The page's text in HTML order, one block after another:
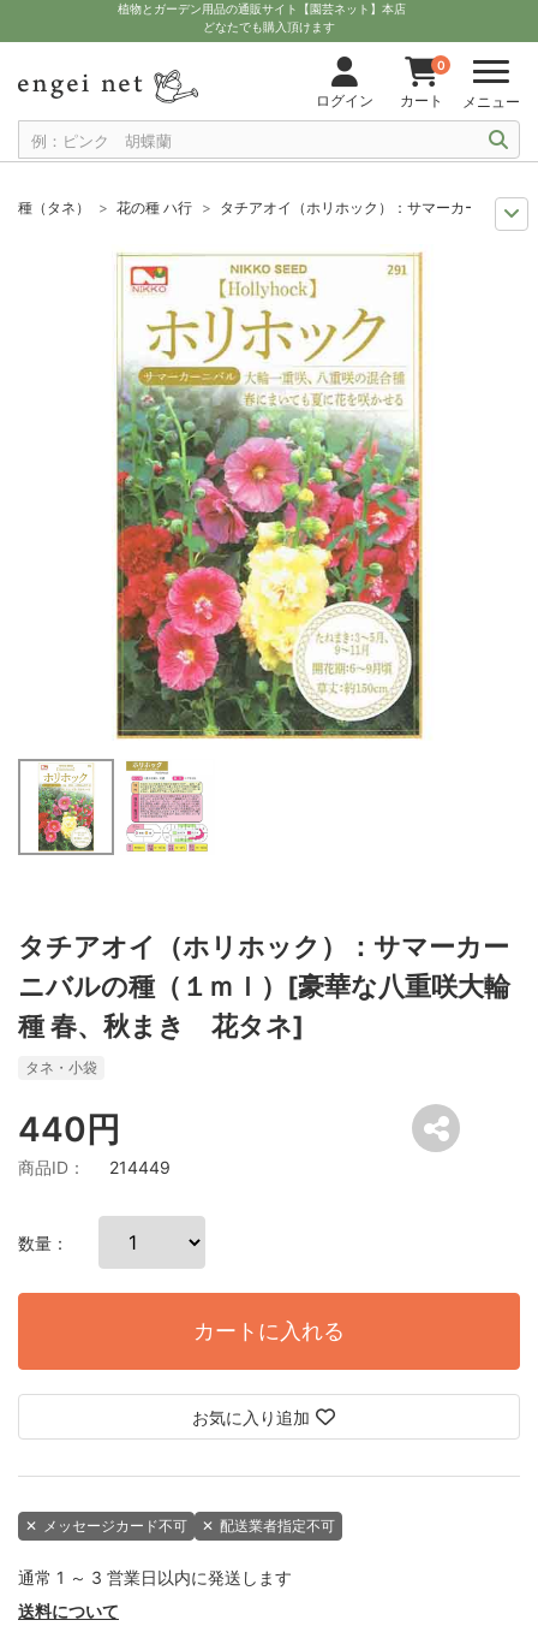
植物とガーデン用品の通販サイト【園芸ネット】本店
どなたでも購入頂けます
ログイン
0
カート メニュー
種（タネ） 花の種 ハ行
タチアオイ（ホリホック）：サマーカーニバ
まき時から探そう
草花の種 11月
タチアオイ（ホリホック）：サマー
草花の種 8月 タチアオイ（ホリホック）：サマー
タチアオイ（ホリホック）：サマーカー
ニバルの種（１ｍｌ）[豪華な八重咲大輪
種 春、秋まき 花タネ]
タネ・小袋
440円
商品ID： 214449
数量：
カートに入れる
お気に入り追加
✕ メッセージカード不可 ✕ 配送業者指定不可
通常 1 ～ 3 営業日以内に発送します
送料について